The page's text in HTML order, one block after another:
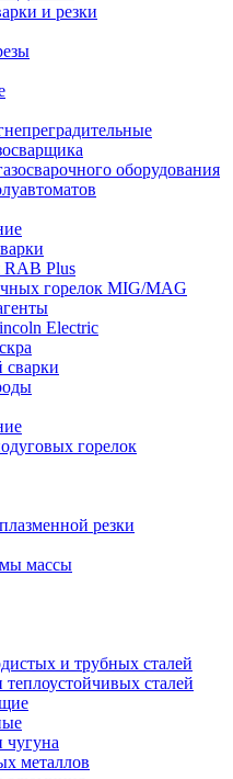
и резки
оборудования
RAB Plus
горелок MIG/MAG
Electric
сварки
горелок
резки
массы
и трубных сталей
теплоустойчивых сталей
чугуна
металлов